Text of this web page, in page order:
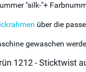
"silk-"+
über die
gewaschen
1212 - Sticktwist